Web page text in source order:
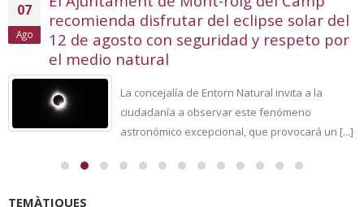
07
Ago
recomienda disfrutar del eclipse solar del
12 de agosto con seguridad y respeto por
el medio natural
La concejalía de Entorn Natural invita a la
ciudadanía a observar este fenómeno
astronómico excepcional, que provocará un [...]
TEMÀTIQUES